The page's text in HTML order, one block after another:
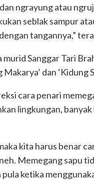
ngrayung atau
seblak sampur
tangannya,”
Sanggar Tari
dan ‘Kidung
cara penari
lingkungan,
kita harus benar
Memegang sapu
ketika